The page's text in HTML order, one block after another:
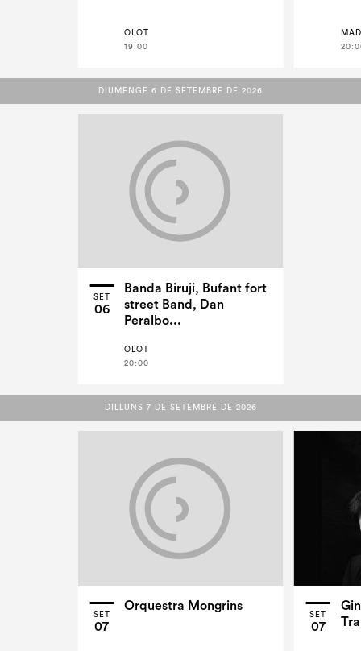
OLOT
19:00
DIUMENGE 6 DE SETEMBRE DE 2026
DIUMENGE 6 DE SETEMBRE DE 2026
SET
06
Banda Biruji, Bufant fort
street Band, Dan
Peralbo...
OLOT
20:00
DILLUNS 7 DE SETEMBRE DE 2026
DILLUNS 7 DE SETEMBRE DE 2026
SET
07
Orquestra Mongrins
SET
07